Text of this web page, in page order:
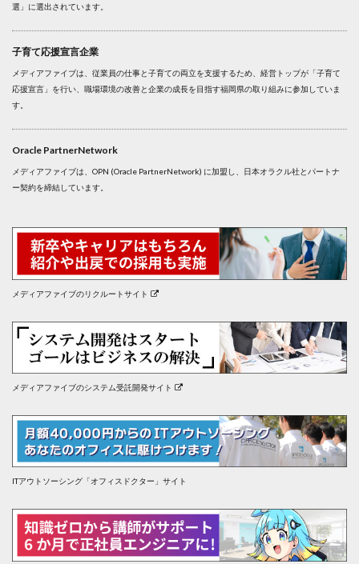
選」に選出されています。
子育て応援宣言企業
メディアファイブは、従業員の仕事と子育ての両立を支援するため、経営トップが「子育て
応援宣言」を行い、職場環境の改善と企業の成長を目指す福岡県の取り組みに参加していま
す。
Oracle PartnerNetwork
メディアファイブは、OPN (Oracle PartnerNetwork) に加盟し、日本オラクル社とパートナ
ー契約を締結しています。
メディアファイブのリクルートサイト
メディアファイブのシステム受託開発サイト
ITアウトソーシング「オフィスドクター」サイト